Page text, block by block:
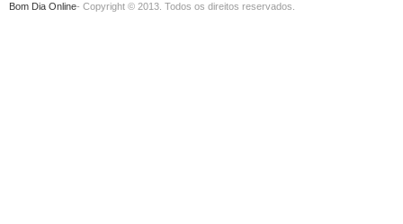
Bom Dia Online- Copyright © 2013. Todos os direitos reservados.